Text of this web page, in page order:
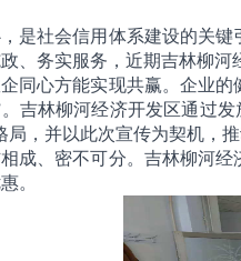
是社会信用体系建设的关
、务实服务，近期吉林柳河
同心方能实现共赢。企业
吉林柳河经济开发区通过
，并以此次宣传为契机，
成、密不可分。吉林柳河
。